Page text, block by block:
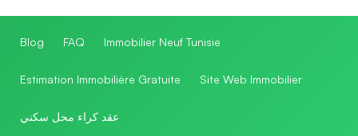
Blog FAQ Immobilier Neuf Tunisie
Estimation Immobilière Gratuite Site Web Immobilier
عقد كراء محل سكني